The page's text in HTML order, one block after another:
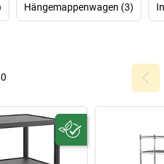
Hängemappenwagen (3)